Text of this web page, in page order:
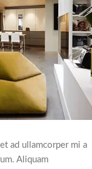
ad ullamcorper mi a
Aliquam